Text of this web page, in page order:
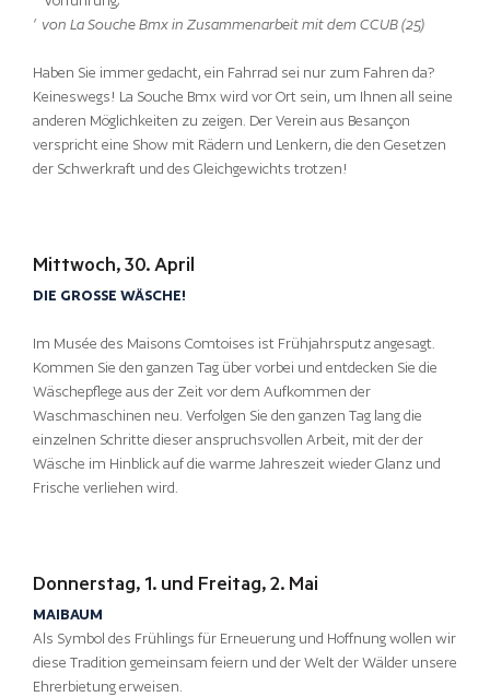
“ von La Souche Bmx in Zusammenarbeit mit dem CCUB (25)
Haben Sie immer gedacht, ein Fahrrad sei nur zum Fahren da?
Keineswegs! La Souche Bmx wird vor Ort sein, um Ihnen all seine
anderen Möglichkeiten zu zeigen. Der Verein aus Besançon
verspricht eine Show mit Rädern und Lenkern, die den Gesetzen
der Schwerkraft und des Gleichgewichts trotzen!
Mittwoch, 30. April
DIE GROSSE WÄSCHE!
Im Musée des Maisons Comtoises ist Frühjahrsputz angesagt.
Kommen Sie den ganzen Tag über vorbei und entdecken Sie die
Wäschepflege aus der Zeit vor dem Aufkommen der
Waschmaschinen neu. Verfolgen Sie den ganzen Tag lang die
einzelnen Schritte dieser anspruchsvollen Arbeit, mit der der
Wäsche im Hinblick auf die warme Jahreszeit wieder Glanz und
Frische verliehen wird.
Donnerstag, 1. und Freitag, 2. Mai
MAIBAUM
Als Symbol des Frühlings für Erneuerung und Hoffnung wollen wir
diese Tradition gemeinsam feiern und der Welt der Wälder unsere
Ehrerbietung erweisen.